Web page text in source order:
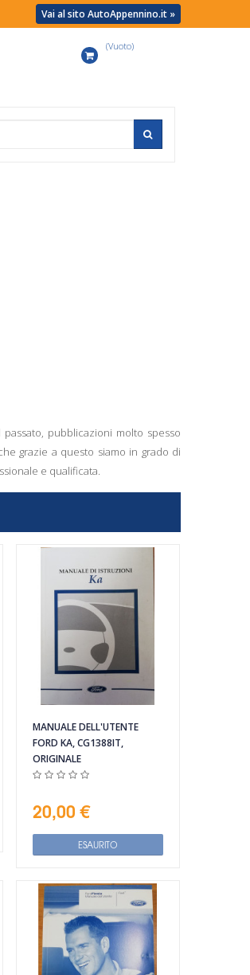
Vai al sito AutoAppennino.it »
(Vuoto)
pubblicazioni molto spesso
grazie a questo siamo in grado di
e qualificata.
MANUALE DELL'UTENTE
FORD KA, CG1388IT,
ORIGINALE
20,00 €
ESAURITO